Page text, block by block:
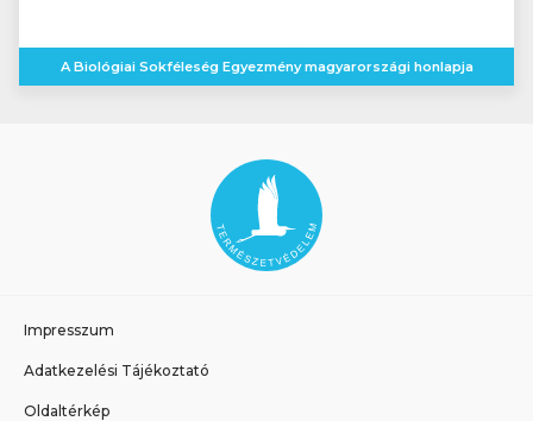
A Biológiai Sokféleség Egyezmény magyarországi honlapja
Impresszum
Adatkezelési Tájékoztató
Oldaltérkép